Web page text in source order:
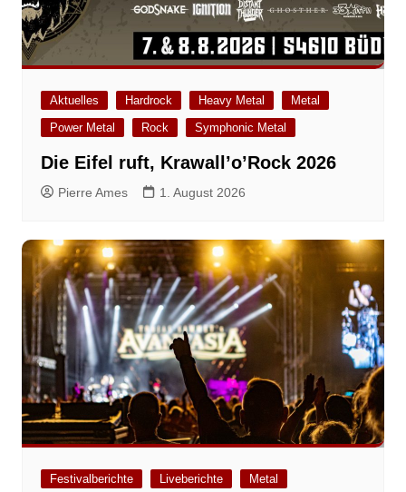
Aktuelles Hardrock Heavy Metal
Metal
Power Metal
Rock Symphonic Metal
Die Eifel ruft, Krawall’o’Rock 2026
Pierre Ames 1. August 2026
Festivalberichte Liveberichte
Metal